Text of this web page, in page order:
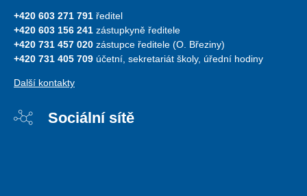
+420 603 271 791 ředitel
+420 603 156 241 zástupkyně ředitele
+420 731 457 020 zástupce ředitele (O. Březiny)
+420 731 405 709 účetní, sekretariát školy, úřední hodiny
Další kontakty
Sociální sítě